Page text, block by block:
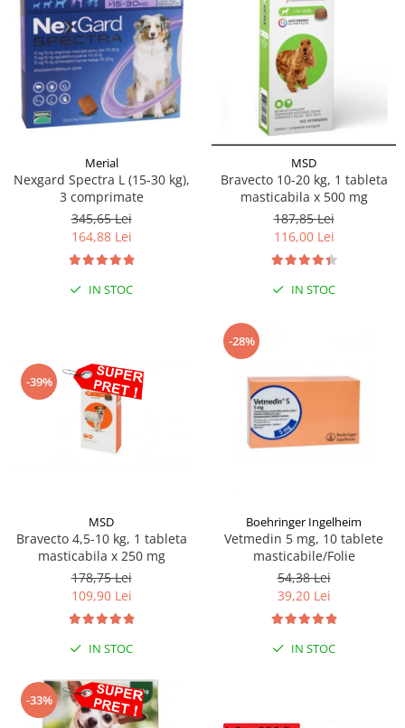
Merial
Nexgard Spectra L (15-30 kg),
3 comprimate
345,65 Lei
164,88 Lei
IN STOC
MSD
Bravecto 10-20 kg, 1 tableta
masticabila x 500 mg
187,85 Lei
116,00 Lei
IN STOC
-39%
MSD
Bravecto 4,5-10 kg, 1 tableta
masticabila x 250 mg
178,75 Lei
109,90 Lei
IN STOC
-28%
Boehringer Ingelheim
Vetmedin 5 mg, 10 tablete
masticabile/Folie
54,38 Lei
39,20 Lei
IN STOC
-33%